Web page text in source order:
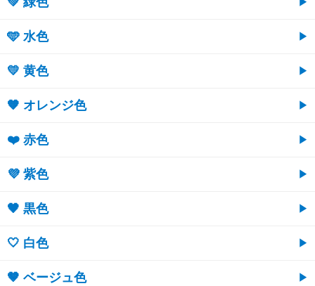
🩵 水色
💛 黄色
🧡 オレンジ色
❤️ 赤色
💜 紫色
🖤 黒色
🤍 白色
🤎 ベージュ色